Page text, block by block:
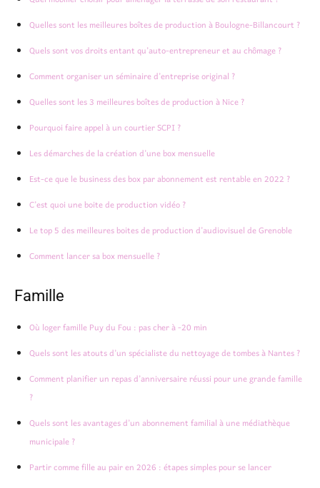
Quelles sont les meilleures boîtes de production à Boulogne-Billancourt ?
Quels sont vos droits entant qu’auto-entrepreneur et au chômage ?
Comment organiser un séminaire d’entreprise original ?
Quelles sont les 3 meilleures boîtes de production à Nice ?
Pourquoi faire appel à un courtier SCPI ?
Les démarches de la création d’une box mensuelle
Est-ce que le business des box par abonnement est rentable en 2022 ?
C’est quoi une boite de production vidéo ?
Le top 5 des meilleures boites de production d’audiovisuel de Grenoble
Comment lancer sa box mensuelle ?
Famille
Où loger famille Puy du Fou : pas cher à -20 min
Quels sont les atouts d’un spécialiste du nettoyage de tombes à Nantes ?
Comment planifier un repas d’anniversaire réussi pour une grande famille
?
Quels sont les avantages d’un abonnement familial à une médiathèque
municipale ?
Partir comme fille au pair en 2026 : étapes simples pour se lancer